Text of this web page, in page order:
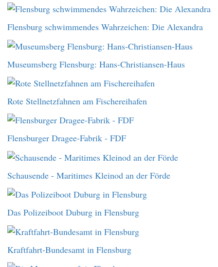
Flensburg schwimmendes Wahrzeichen: Die Alexandra
Museumsberg Flensburg: Hans-Christiansen-Haus
Rote Stellnetzfahnen am Fischereihafen
Flensburger Dragee-Fabrik - FDF
Schausende - Maritimes Kleinod an der Förde
Das Polizeiboot Duburg in Flensburg
Kraftfahrt-Bundesamt in Flensburg